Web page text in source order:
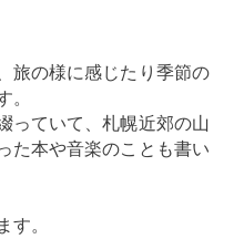
旅の様に感じたり季節の
。
っていて、札幌近郊の山
た本や音楽のことも書い
す。